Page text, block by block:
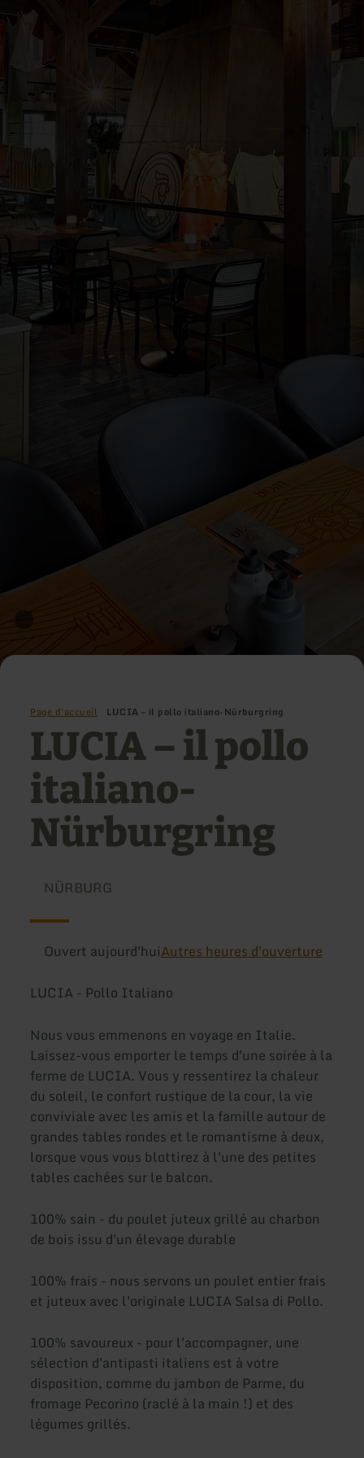
Page d'accueil LUCIA – il pollo italiano-Nürburgring
LUCIA – il pollo
italiano-
Nürburgring
NÜRBURG
Ouvert aujourd'huiAutres heures d'ouverture
LUCIA - Pollo Italiano
Nous vous emmenons en voyage en Italie.
Laissez-vous emporter le temps d'une soirée à la
ferme de LUCIA. Vous y ressentirez la chaleur
du soleil, le confort rustique de la cour, la vie
conviviale avec les amis et la famille autour de
grandes tables rondes et le romantisme à deux,
lorsque vous vous blottirez à l'une des petites
tables cachées sur le balcon.
100% sain - du poulet juteux grillé au charbon
de bois issu d'un élevage durable
100% frais - nous servons un poulet entier frais
et juteux avec l'originale LUCIA Salsa di Pollo.
100% savoureux - pour l'accompagner, une
sélection d'antipasti italiens est à votre
disposition, comme du jambon de Parme, du
fromage Pecorino (raclé à la main !) et des
légumes grillés.